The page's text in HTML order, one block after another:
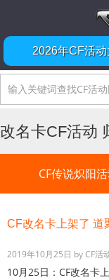
2026年CF活动
改名卡CF活动
CF传说炽阳
CF改名卡上架了 道
2019年10月25日 byCF活
10月25日：CF改名卡